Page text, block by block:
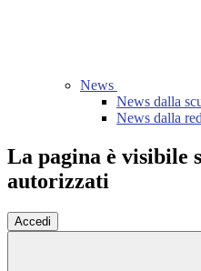
News
News dalla
News dalla
La pagina è visibile
autorizzati
Accedi